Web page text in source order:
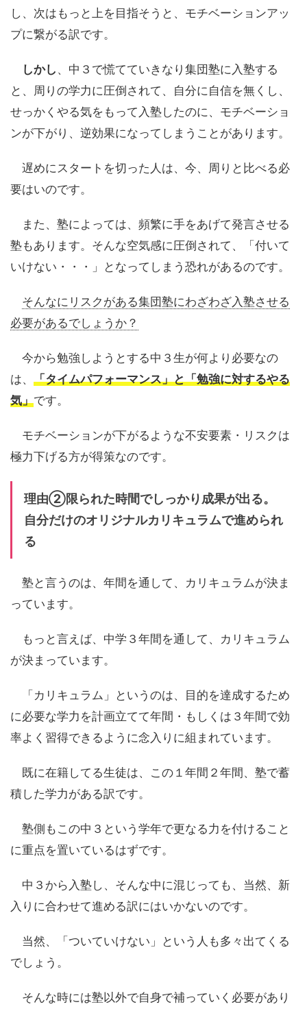
し、次はもっと上を目指そうと、モチベーションアッ
プに繋がる訳です。
しかし 、中３で慌てていきなり集団塾に入塾する
と、周りの学力に圧倒されて、自分に自信を無くし、
せっかくやる気をもって入塾したのに、モチベーショ
ンが下がり、逆効果になってしまうことがあります。
遅めにスタートを切った人は、今、周りと比べる必
要はいのです。
また、塾によっては、頻繁に手をあげて発言させる
塾もあります。そんな空気感に圧倒されて、「付いて
いけない・・・」となってしまう恐れがあるのです。
そんなにリスクがある集団塾にわざわざ入塾させる
必要があるでしょうか？
今から勉強しようとする中３生が何より必要なの
は、 「タイムパフォーマンス」と「勉強に対するやる
気」です。
モチベーションが下がるような不安要素・リスクは
極力下げる方が得策なのです。
理由②限られた時間でしっかり成果が出る。
自分だけのオリジナルカリキュラムで進められ
る
塾と言うのは、年間を通して、カリキュラムが決ま
っています。
もっと言えば、中学３年間を通して、カリキュラム
が決まっています。
「カリキュラム」というのは、目的を達成するため
に必要な学力を計画立てて年間・もしくは３年間で効
率よく習得できるように念入りに組まれています。
既に在籍してる生徒は、この１年間２年間、塾で蓄
積した学力がある訳です。
塾側もこの中３という学年で更なる力を付けること
に重点を置いているはずです。
中３から入塾し、そんな中に混じっても、当然、新
入りに合わせて進める訳にはいかないのです。
当然、「ついていけない」という人も多々出てくる
でしょう。
そんな時には塾以外で自身で補っていく必要があり